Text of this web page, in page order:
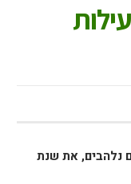
נלהבים, את שנת